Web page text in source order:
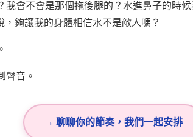
我會不會是那個拖後腿的？水進鼻子的時
，夠讓我的身體相信水不是敵人嗎？
聲音。
→ 聊聊你的節奏，我們一起安排